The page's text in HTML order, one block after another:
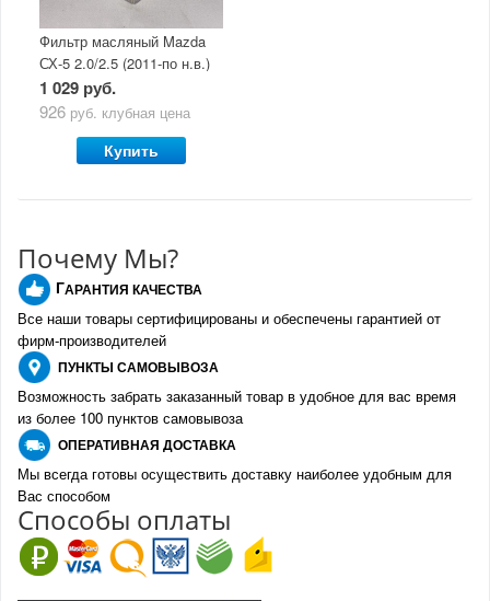
Фильтр масляный Mazda
СХ-5 2.0/2.5 (2011-по н.в.)
1 029 руб.
926 руб. клубная цена
Купить
Почему Мы?
ГАРАНТИЯ КАЧЕСТВА
Все наши товары сертифицированы и обеспечены гарантией от
фирм-производителей
ПУНКТЫ САМОВЫВОЗА
Возможность забрать заказанный товар в удобное для вас время
из более 100 пунктов самовывоза
ОПЕРАТИВНАЯ ДОСТАВКА
Мы всегда готовы осуществить доставку наиболее удобным для
Вас способом
Способы оплаты